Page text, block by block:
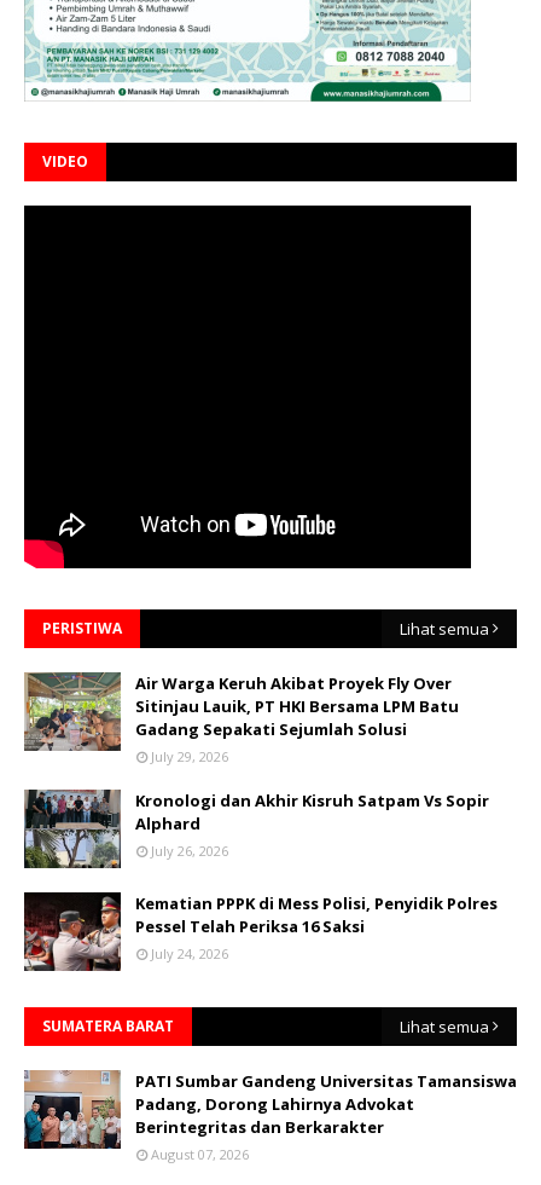
VIDEO
PERISTIWA Lihat semua
Air Warga Keruh Akibat Proyek Fly Over
Sitinjau Lauik, PT HKI Bersama LPM Batu
Gadang Sepakati Sejumlah Solusi
July 29, 2026
Kronologi dan Akhir Kisruh Satpam Vs Sopir
Alphard
July 26, 2026
Kematian PPPK di Mess Polisi, Penyidik Polres
Pessel Telah Periksa 16 Saksi
July 24, 2026
SUMATERA BARAT Lihat semua
PATI Sumbar Gandeng Universitas Tamansiswa
Padang, Dorong Lahirnya Advokat
Berintegritas dan Berkarakter
August 07, 2026